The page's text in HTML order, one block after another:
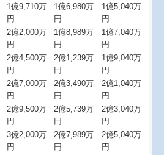
1億9,710万
円
1億6,980万
円
1億5,040万
円
2億2,000万
円
1億8,989万
円
1億7,040万
円
2億4,500万
円
2億1,239万
円
1億9,040万
円
2億7,000万
円
2億3,490万
円
2億1,040万
円
2億9,500万
円
2億5,739万
円
2億3,040万
円
3億2,000万
円
2億7,989万
円
2億5,040万
円